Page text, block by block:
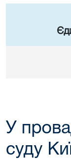
У
суду